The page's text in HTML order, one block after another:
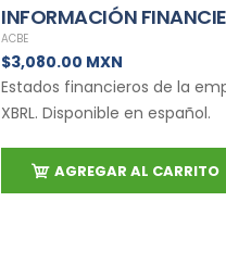
INFORMACIÓN
ACBE
$3,080.00 MXN
Estados financieros de la
XBRL. Disponible en español.
AGREGAR AL CARRITO